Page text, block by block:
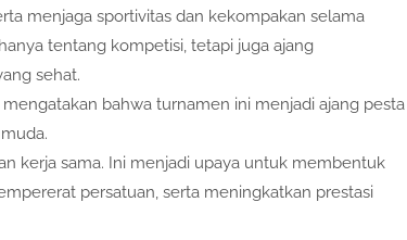
menjaga sportivitas dan kekompakan selama
tentang kompetisi, tetapi juga ajang
sehat.
bahwa turnamen ini menjadi ajang pesta
kerja sama. Ini menjadi upaya untuk membentuk
persatuan, serta meningkatkan prestasi